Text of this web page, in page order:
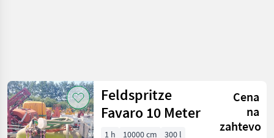
Feldspritze
Favaro 10 Meter
Cena
na
zahtevo
1 h 10000 cm
300 l